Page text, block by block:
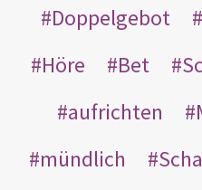
Doppelgebot
Höre
Bet
aufrichten
mündlich